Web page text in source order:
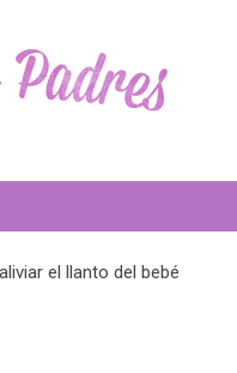
el llanto del bebé